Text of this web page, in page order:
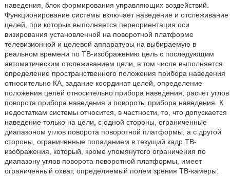
наведения, блок формирования управляющих воздействий.
Функционирование системы включает наведение и отслеживание
целей, при которых выполняется переориентация оси
визирования установленной на поворотной платформе
телевизионной и целевой аппаратуры на выбираемую в
реальном времени по ТВ-изображению цель с последующим
автоматическим отслеживанием цели, в том числе выполняется
определение пространственного положения прибора наведения
относительно КА, задание координат целей, определение
положения целей относительно прибора наведения, расчет углов
поворота прибора наведения и повороты прибора наведения. К
недостаткам системы относится, в частности, то, что допускается
наведение только на цели, с одной стороны, ограниченные
диапазоном углов поворота поворотной платформы, а с другой
стороны, ограниченные попаданием в текущий кадр ТВ-
изображения, который, кроме упомянутого ограничения по
диапазону углов поворота поворотной платформы, имеет
ограниченный охват, определяемый полем зрения ТВ-камеры.